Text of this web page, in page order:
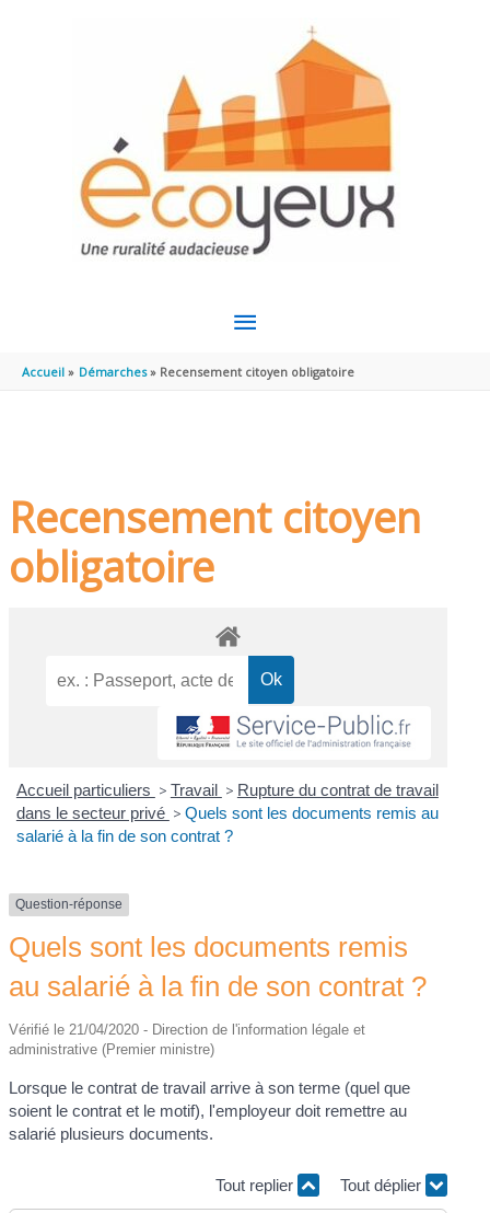
MENU
PRINCIPAL
Accueil Démarches Recensement citoyen obligatoire
Recensement citoyen
obligatoire
Accueil particuliers > Travail > Rupture du contrat de travail
dans le secteur privé > Quels sont les documents remis au
salarié à la fin de son contrat ?
Question-réponse
Quels sont les documents remis
au salarié à la fin de son contrat ?
Vérifié le 21/04/2020 - Direction de l'information légale et
administrative (Premier ministre)
Lorsque le contrat de travail arrive à son terme (quel que
soient le contrat et le motif), l'employeur doit remettre au
salarié plusieurs documents.
Tout replier Tout déplier